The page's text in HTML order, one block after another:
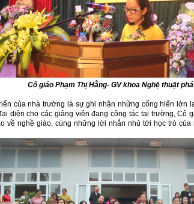
Cô giáo Phạm Thị Hằng- GV khoa Nghệ thuật
của nhà trường là sự ghi nhận những cống hiến lớn
diện cho các giảng viên đang công tác tại trường, Cô
về nghề giáo, cùng những lời nhắn nhủ tới học trò